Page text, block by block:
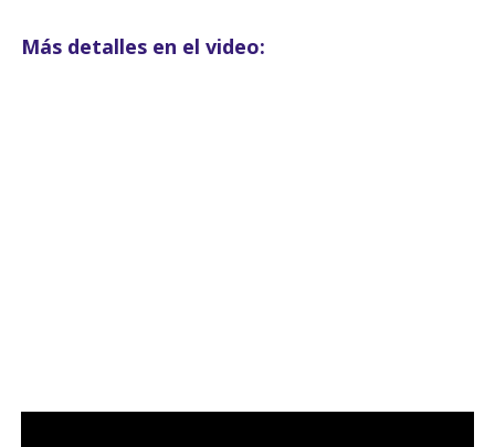
Más detalles en el video: